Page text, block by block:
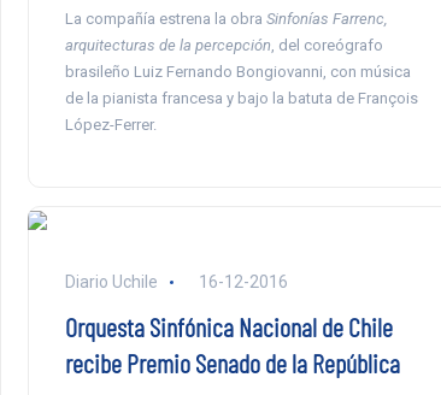
La compañía estrena la obra Sinfonías Farrenc,
arquitecturas de la percepción, del coreógrafo
brasileño Luiz Fernando Bongiovanni, con música
de la pianista francesa y bajo la batuta de François
López-Ferrer.
Diario Uchile 16-12-2016
Orquesta Sinfónica Nacional de Chile
recibe Premio Senado de la República